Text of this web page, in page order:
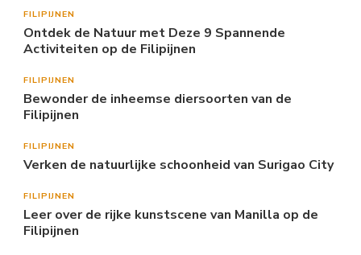
FILIPIJNEN
Ontdek de Natuur met Deze 9 Spannende
Activiteiten op de Filipijnen
FILIPIJNEN
Bewonder de inheemse diersoorten van de
Filipijnen
FILIPIJNEN
Verken de natuurlijke schoonheid van Surigao City
FILIPIJNEN
Leer over de rijke kunstscene van Manilla op de
Filipijnen